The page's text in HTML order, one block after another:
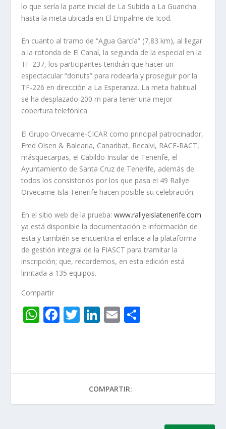
lo que sería la parte inicial de La Subida a La Guancha
hasta la meta ubicada en El Empalme de Icod.
En cuanto al tramo de “Agua García” (7,83 km), al llegar
a la rotonda de El Canal, la segunda de la especial en la
TF-237, los participantes tendrán que hacer un
espectacular “donuts” para rodearla y proseguir por la
TF-226 en dirección a La Esperanza. La meta habitual
se ha desplazado 200 m para tener una mejor
cobertura telefónica.
El Grupo Orvecame-CICAR como principal patrocinador,
Fred Olsen & Balearia, Canaribat, Recalvi, RACE-RACT,
másquecarpas, el Cabildo Insular de Tenerife, el
Ayuntamiento de Santa Cruz de Tenerife, además de
todos los consistorios por los que pasa el 49 Rallye
Orvecame Isla Tenerife hacen posible su celebración.
En el sitio web de la prueba:www.rallyeislatenerife.com
ya está disponible la documentación e información de
esta y también se encuentra el enlace a la plataforma
de gestión integral de la FIASCT para tramitar la
inscripción; que, recordemos, en esta edición está
limitada a 135 equipos.
Compartir
W
A
p
F
o
k
T Li
dI
n
E
ar
r
COMPARTIR: